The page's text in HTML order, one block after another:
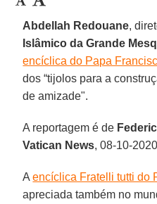
Abdellah Redouane,
Islâmico da Grande
encíclica do Papa
dos “tijolos para a
de amizade".
A reportagem é de
Vatican News, 08-10-
Aencíclica Fratelli tutti do
apreciada também no